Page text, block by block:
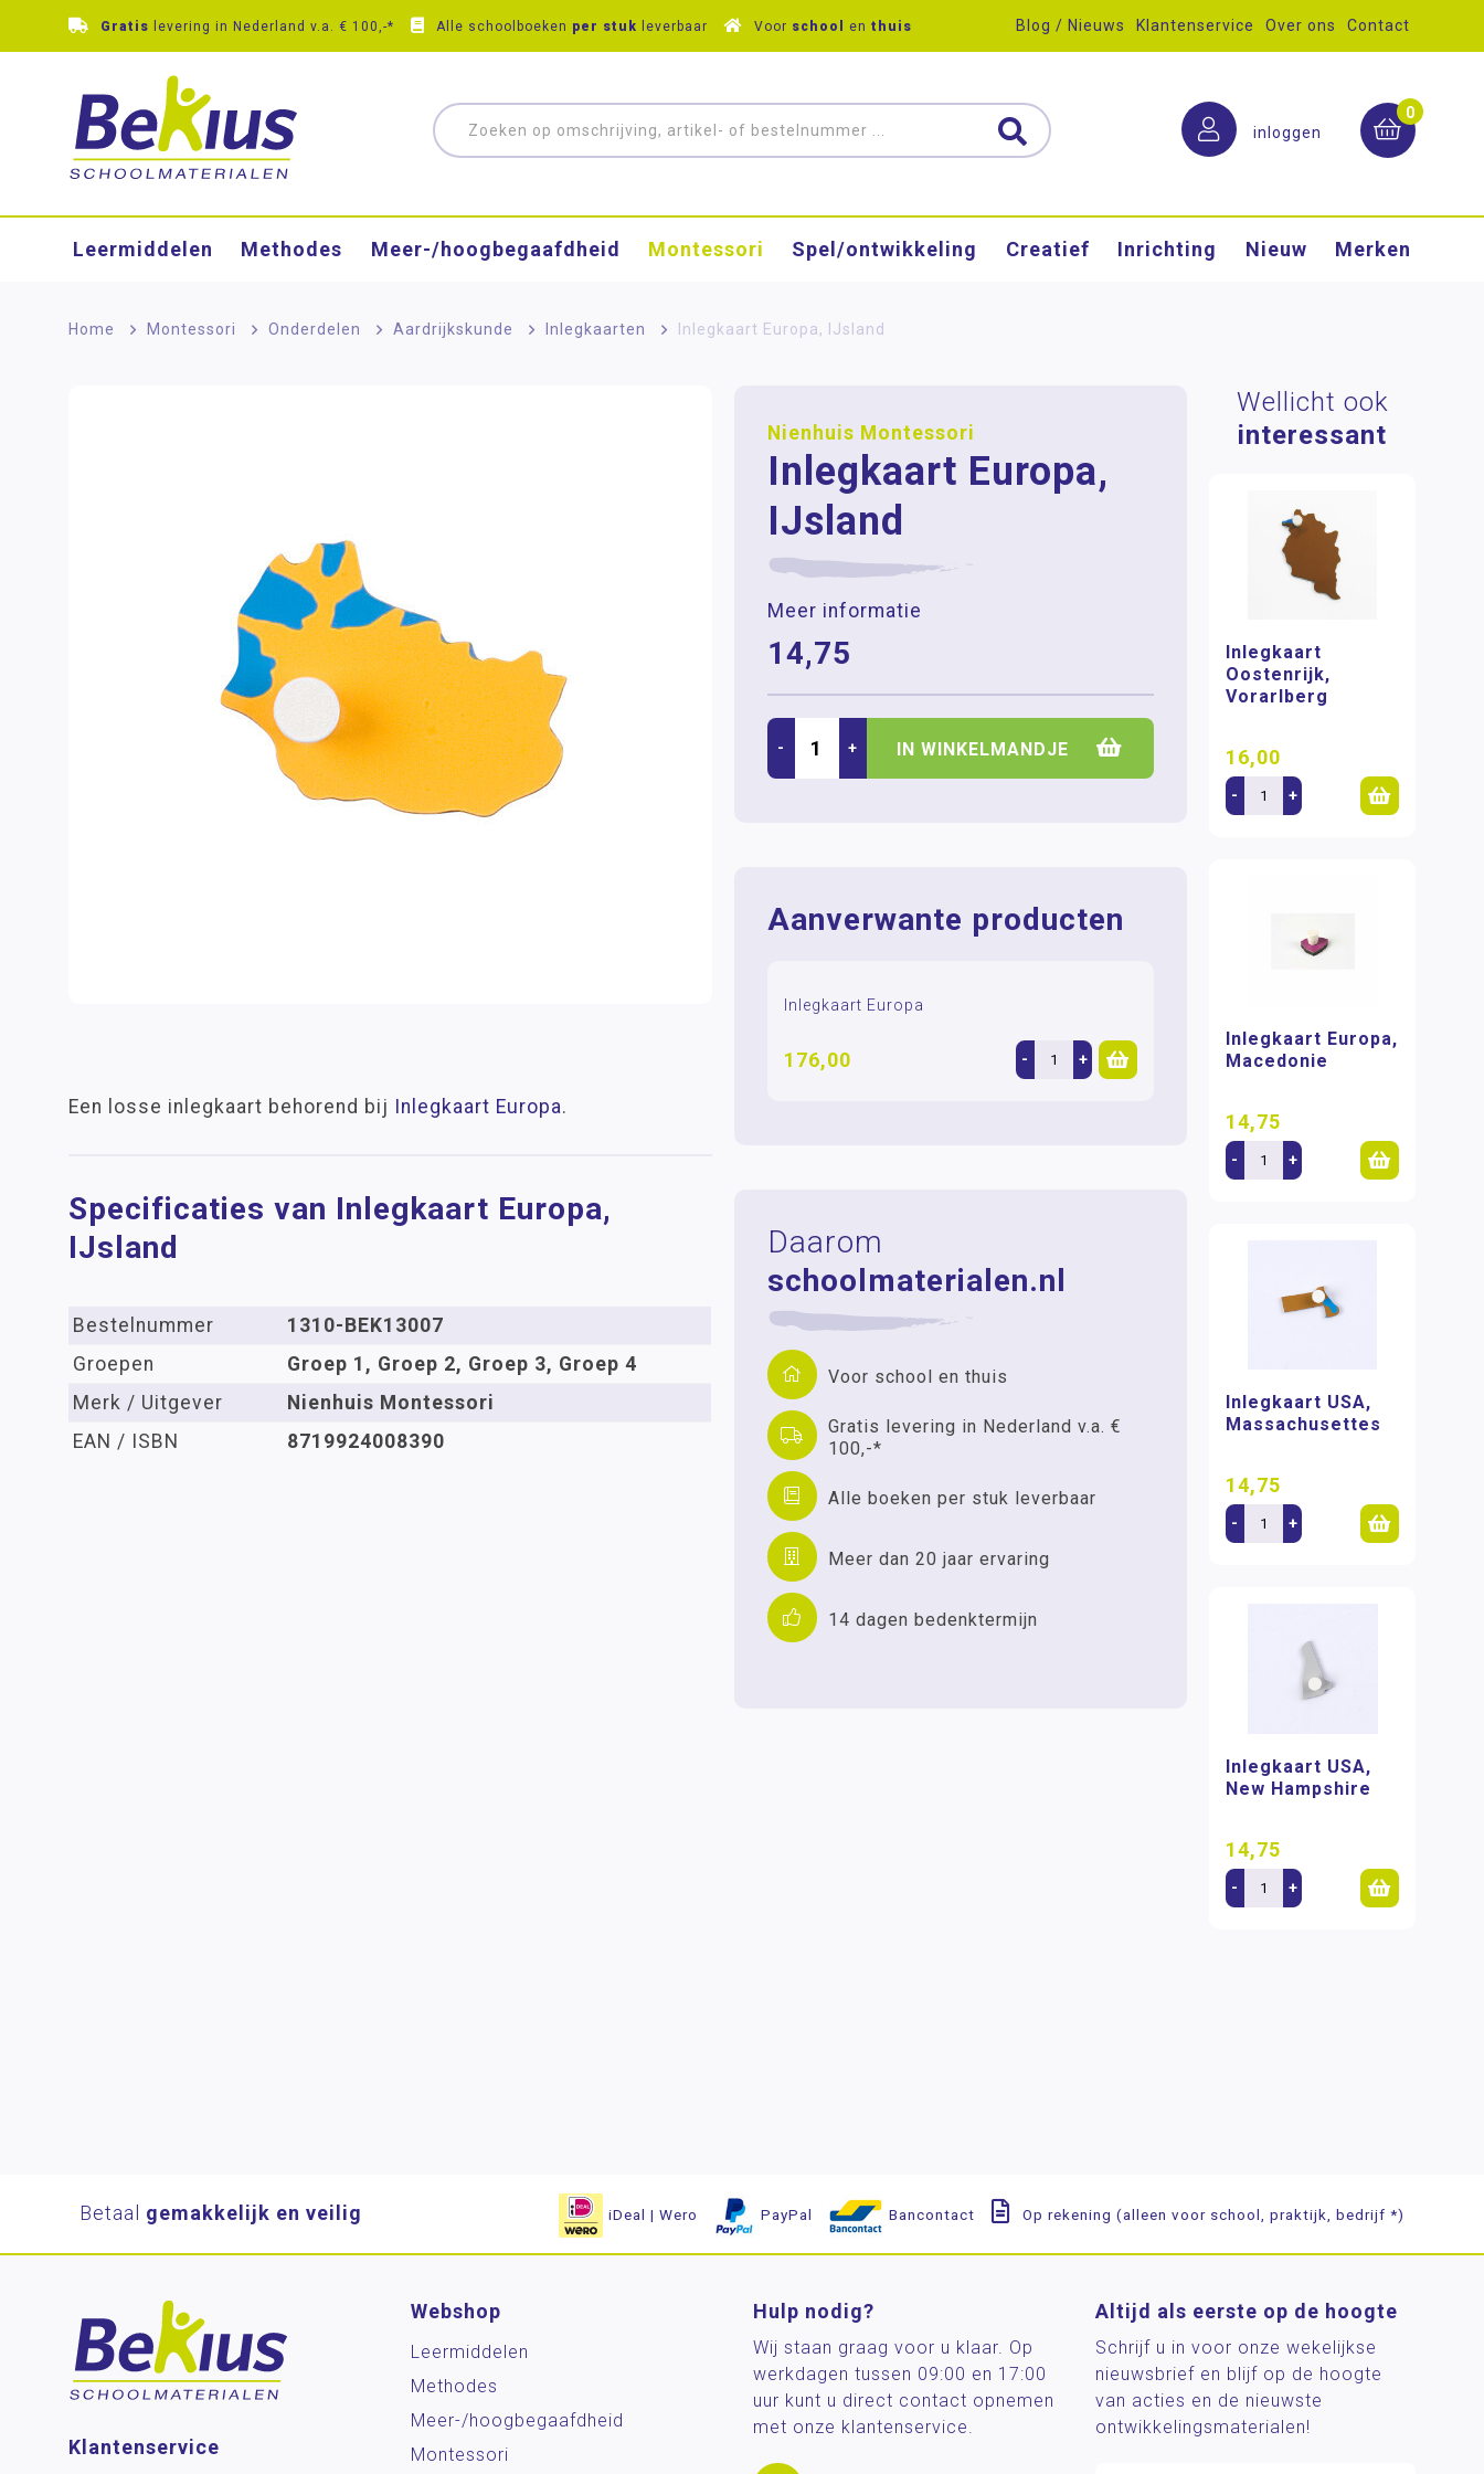
Gratis levering in Nederland v.a. € 100,-* Alle schoolboeken per stuk leverbaar Voor school en thuis Blog / Nieuws Klantenservice Over ons Contact
inloggen
0
Leermiddelen Methodes Meer-/hoog­begaafdheid Montessori Spel/ontwikkeling Creatief Inrichting Nieuw Merken
Home > Montessori > Onderdelen > Aardrijkskunde > Inlegkaarten > Inlegkaart Europa, IJsland
Nienhuis Montessori
Inlegkaart Europa,
IJsland
Meer informatie
14,75
- + IN WINKELMANDJE
Aanverwante producten
Inlegkaart Europa
176,00 - +
Daarom
schoolmaterialen.nl
Voor school en thuis
Gratis levering in Nederland v.a. €
100,-*
Alle boeken per stuk leverbaar
Meer dan 20 jaar ervaring
14 dagen bedenktermijn
Een losse inlegkaart behorend bij Inlegkaart Europa.
Specificaties van Inlegkaart Europa,
IJsland
Bestelnummer
1310-BEK13007
Groepen
Groep 1, Groep 2, Groep 3, Groep 4
Merk / Uitgever
Nienhuis Montessori
EAN / ISBN
8719924008390
Wellicht ook
interessant
Inlegkaart
Oostenrijk,
Vorarlberg
16,00
- +
Inlegkaart Europa,
Macedonie
14,75
- +
Inlegkaart USA,
Massachusettes
14,75
- +
Inlegkaart USA,
New Hampshire
14,75
- +
Betaal gemakkelijk en veilig iDeal | Wero PayPal Bancontact Op rekening (alleen voor school, praktijk, bedrijf *)
Klantenservice
Webshop
Leermiddelen
Methodes
Meer-/hoog­begaafdheid
Montessori
Hulp nodig?
Wij staan graag voor u klaar. Op
werkdagen tussen 09:00 en 17:00
uur kunt u direct contact opnemen
met onze klantenservice.
Altijd als eerste op de hoogte
Schrijf u in voor onze wekelijkse
nieuwsbrief en blijf op de hoogte
van acties en de nieuwste
ontwikkelingsmaterialen!